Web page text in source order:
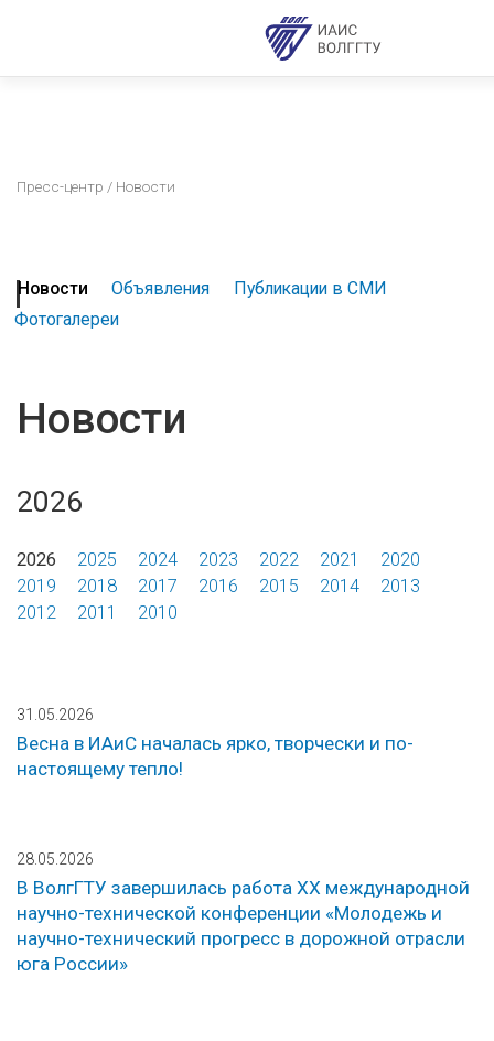
Пресс-центр / Новости
Новости Объявления
Публикации в СМИ
Фотогалереи
Новости
2026
2026 2025 2024 2023 2022 2021
2020
2019
2018 2017 2016 2015 2014
2013
2012
2011 2010
31.05.2026
Весна в ИАиС началась ярко, творчески и по-
настоящему тепло!
28.05.2026
В ВолгГТУ завершилась работа ХX международной
научно-технической конференции «Молодежь и
научно-технический прогресс в дорожной отрасли
юга России»